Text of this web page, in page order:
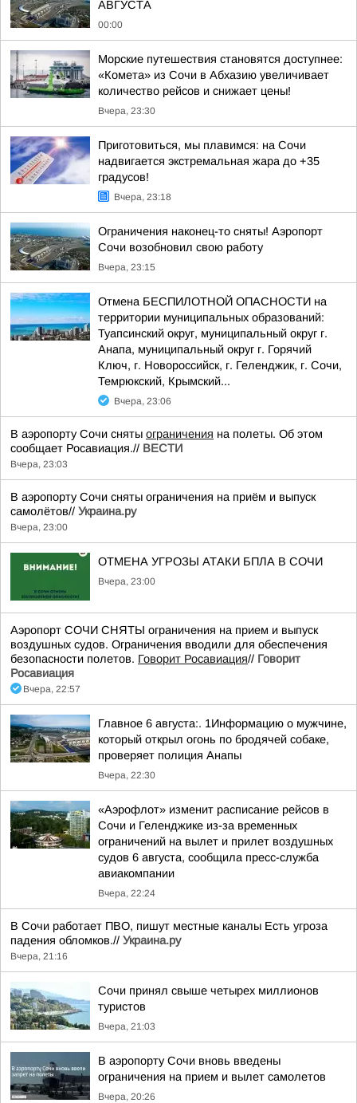
АВГУСТА
00:00
Морские путешествия становятся доступнее:
«Комета» из Сочи в Абхазию увеличивает
количество рейсов и снижает цены!
Вчера, 23:30
Приготовиться, мы плавимся: на Сочи
надвигается экстремальная жара до +35
градусов!
Вчера, 23:18
Ограничения наконец-то сняты! Аэропорт
Сочи возобновил свою работу
Вчера, 23:15
Отмена БЕСПИЛОТНОЙ ОПАСНОСТИ на
территории муниципальных образований:
Туапсинский округ, муниципальный округ г.
Анапа, муниципальный округ г. Горячий
Ключ, г. Новороссийск, г. Геленджик, г. Сочи,
Темрюкский, Крымский...
Вчера, 23:06
В аэропорту Сочи сняты ограничения на полеты. Об этом
сообщает Росавиация.// ВЕСТИ
Вчера, 23:03
В аэропорту Сочи сняты ограничения на приём и выпуск
самолётов// Украина.ру
Вчера, 23:00
ОТМЕНА УГРОЗЫ АТАКИ БПЛА В СОЧИ
Вчера, 23:00
Аэропорт СОЧИ СНЯТЫ ограничения на прием и выпуск
воздушных судов. Ограничения вводили для обеспечения
безопасности полетов. Говорит Росавиация// Говорит
Росавиация
Вчера, 22:57
Главное 6 августа:. 1Информацию о мужчине,
который открыл огонь по бродячей собаке,
проверяет полиция Анапы
Вчера, 22:30
«Аэрофлот» изменит расписание рейсов в
Сочи и Геленджике из-за временных
ограничений на вылет и прилет воздушных
судов 6 августа, сообщила пресс-служба
авиакомпании
Вчера, 22:24
В Сочи работает ПВО, пишут местные каналы Есть угроза
падения обломков.// Украина.ру
Вчера, 21:16
Сочи принял свыше четырех миллионов
туристов
Вчера, 21:03
В аэропорту Сочи вновь введены
ограничения на прием и вылет самолетов
Вчера, 20:26